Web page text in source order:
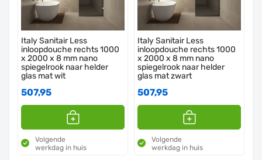
Italy Sanitair Less
inloopdouche rechts 1000
x 2000 x 8 mm nano
spiegelrook naar helder
glas mat wit
507,95
Volgende
werkdag in huis
Italy Sanitair Less
inloopdouche rechts 1000
x 2000 x 8 mm nano
spiegelrook naar helder
glas mat zwart
507,95
Volgende
werkdag in huis